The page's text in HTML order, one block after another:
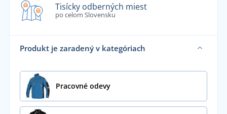
Tisícky odberných miest
po celom Slovensku
Produkt je zaradený v kategóriach
Pracovné odevy